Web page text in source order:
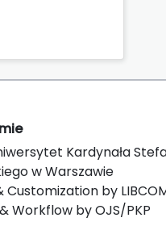
Kardynała
w Warszawie
Customization by
Workflow by OJS/PKP